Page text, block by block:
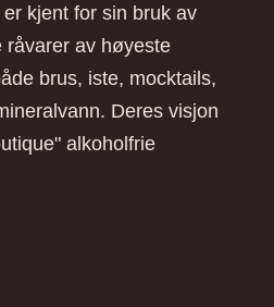
kjent for sin bruk av
råvarer av høyeste
brus, iste, mocktails,
Deres visjon
alkoholfrie